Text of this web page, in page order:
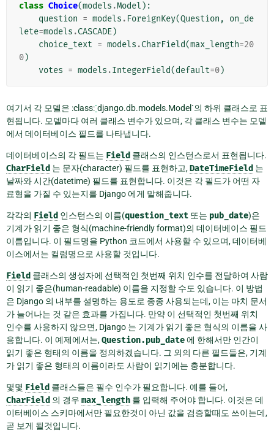
class Choice(models .Model ):
question = models . ForeignKey(Question ,
on_de
lete=models .CASCADE)
choice_text = models .CharField(max_length=20
0)
votes = models .IntegerField(default=0)
여기서 각 모델은 :class:`django.db.models.Model`의 하위 클래스로 표
현됩니다. 모델마다 여러 클래스 변수가 있으며, 각 클래스 변수는 모델
에서 데이터베이스 필드를 나타냅니다.
데이터베이스의 각 필드는 Field 클래스의 인스턴스로서 표현됩니다.
CharField 는 문자(character) 필드를 표현하고,DateTimeField 는
날짜와 시간(datetime) 필드를 표현합니다. 이것은 각 필드가 어떤 자
료형을 가질 수 있는지를 Django 에게 말해줍니다.
각각의 Field 인스턴스의 이름(question_text 또는 pub_date)은
기계가 읽기 좋은 형식(machine-friendly format)의 데이터베이스 필드
이름입니다. 이 필드명을 Python 코드에서 사용할 수 있으며, 데이터베
이스에서는 컬럼명으로 사용할 것입니다.
Field 클래스의 생성자에 선택적인 첫번째 위치 인수를 전달하여 사람
이 읽기 좋은(human-readable) 이름을 지정할 수도 있습니다. 이 방법
은 Django 의 내부를 설명하는 용도로 종종 사용되는데, 이는 마치 문서
가 늘어나는 것 같은 효과를 가집니다. 만약 이 선택적인 첫번째 위치
인수를 사용하지 않으면, Django 는 기계가 읽기 좋은 형식의 이름을 사
용합니다. 이 예제에서는,Question.pub_date에 한해서만 인간이
읽기 좋은 형태의 이름을 정의하겠습니다. 그 외의 다른 필드들은, 기계
가 읽기 좋은 형태의 이름이라도 사람이 읽기에는 충분합니다.
몇몇 Field 클래스들은 필수 인수가 필요합니다. 예를 들어,
CharField 의 경우 max_length 를 입력해 주어야 합니다. 이것은 데
이터베이스 스키마에서만 필요한것이 아닌 값을 검증할때도 쓰이는데,
곧 보게 될것입니다.